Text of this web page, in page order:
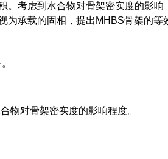
。考虑到水合物对骨架密实度的影响
为承载的固相，提出MHBS骨架的等
。
物对骨架密实度的影响程度。